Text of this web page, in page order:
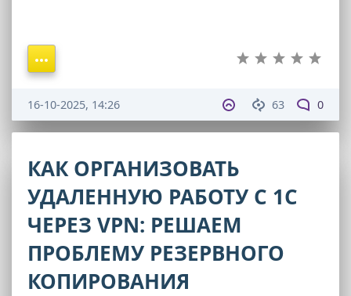
63 0
16-10-2025, 14:26
КАК ОРГАНИЗОВАТЬ
УДАЛЕННУЮ РАБОТУ С 1С
ЧЕРЕЗ VPN: РЕШАЕМ
ПРОБЛЕМУ РЕЗЕРВНОГО
КОПИРОВАНИЯ